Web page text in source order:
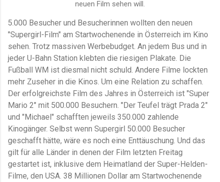
neuen Film sehen will.
5.000 Besucher und Besucherinnen wollten den neuen
"Supergirl-Film" am Startwochenende in Österreich im Kino
sehen. Trotz massiven Werbebudget. An jedem Bus und in
jeder U-Bahn Station klebten die riesigen Plakate. Die
Fußball WM ist diesmal nicht schuld. Andere Filme lockten
mehr Zuseher in die Kinos. Um eine Relation zu schaffen.
Der erfolgreichste Film des Jahres in Österreich ist "Super
Mario 2" mit 500.000 Besuchern. "Der Teufel trägt Prada 2"
und "Michael" schafften jeweils 350.000 zahlende
Kinogänger. Selbst wenn Supergirl 50.000 Besucher
geschafft hätte, wäre es noch eine Enttäuschung. Und das
gilt für alle Länder in denen der Film letzten Freitag
gestartet ist, inklusive dem Heimatland der Super-Helden-
Filme, den USA. 38 Millionen Dollar am Startwochenende